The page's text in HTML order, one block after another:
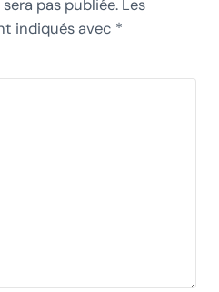
pas publiée. Les
indiqués avec *